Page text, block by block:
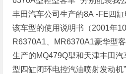
丰田汽车公司生产的8A -FE四缸
该车型的使用说明书（2001年
R6370A1、MR6370A1豪华型客
生产的MQ479Q型和天津丰田
型四缸闭环电控汽油喷射发动机